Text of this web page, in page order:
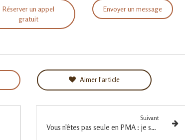
Réserver un appel
gratuit
Envoyer un message
Aimer l'article
Suivant
Vous n'êtes pas seule en PMA : je suis avec vous !